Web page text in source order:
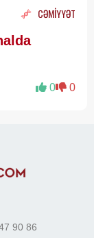
CƏMİYYƏT
0 0
90 86